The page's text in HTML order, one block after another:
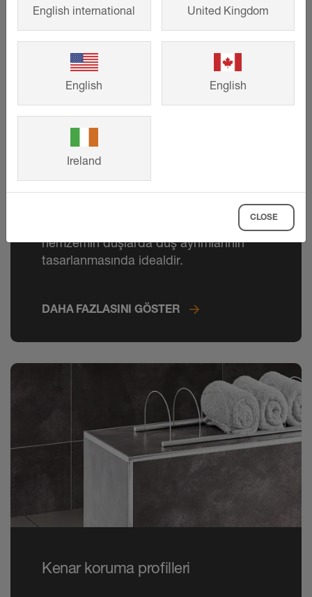
Schlüter-DECO-SG
Cam öğelerin oturması için özel profil
hemzemin duşlarda duş ayrımlarının
tasarlanmasında idealdir.
DAHA FAZLASINI GÖSTER
Kenar koruma profilleri
English international United Kingdom
English English
Ireland
CLOSE